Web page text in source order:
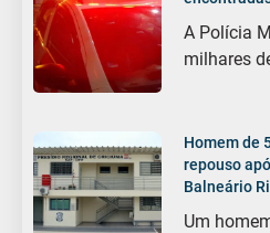
A Polícia
milhares
Homem de
repouso
Balneário
Um